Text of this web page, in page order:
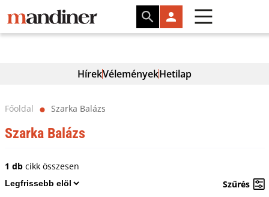
HírekVéleményekHetilap
Főoldal ⬤ Szarka Balázs
Szarka Balázs
1 dbcikk összesen
Szűrés